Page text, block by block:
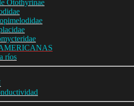
Otothyrinae
ríos